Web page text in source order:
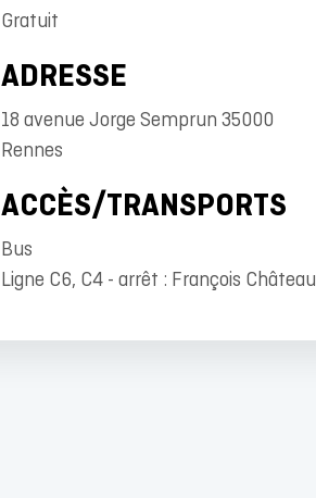
Gratuit
ADRESSE
18 avenue Jorge Semprun 35000
Rennes
ACCÈS/TRANSPORTS
Bus
Ligne C6, C4 - arrêt : François Château